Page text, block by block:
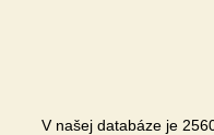
V našej databáze je